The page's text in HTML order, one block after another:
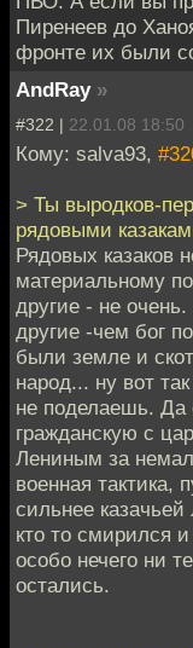
Пиренеев до
фронте их были
AndRay »
#322 | 22.01.08 18:50
Кому: salva93,
> Ты выродков-
рядовыми
Рядовых казаков
материальному
другие - не
другие -чем бог
были земле и
народ... ну вот
не поделаешь. Да
гражданскую с
Лениным за
военная тактика,
сильнее
кто то смирился
особо нечего ни
остались.